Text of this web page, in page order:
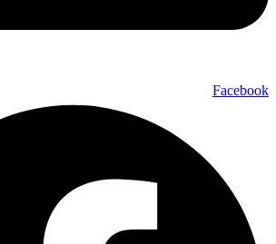
Facebook